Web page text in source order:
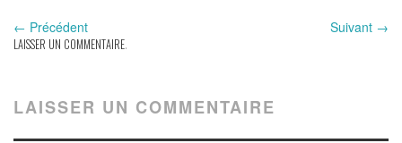
CONTACT
← Précédent Suivant →
LAISSER UN COMMENTAIRE.
LAISSER UN COMMENTAIRE